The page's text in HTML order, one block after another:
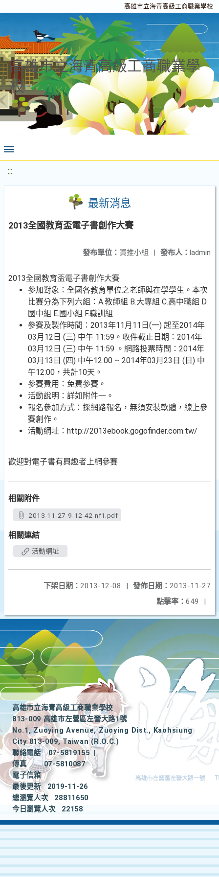
高雄市立海青高級工商職業學校
高雄市立海青高級工商職業學
校
:::
最新消息
2013全國教育盃電子書創作大賽
發布人： ladmin
發布單位： 資推小組 |
2013全國教育盃電子書創作大賽
參加對象：全國各教育單位之老師與在學學生。 本次
比賽分為下列六組：A.教師組 B.大專組 C.高中職組 D.
國中組 E.國小組 F.職訓組
參賽及製作時間：2013年11月11日(一) 起至2014年
03月12日 (三) 中午 11:59。收件截止日期：2014年
03月12日 (三) 中午 11:59 。網路投票時間：2014年
03月13日 (四) 中午12:00 ~ 2014年03月23日 (日) 中
午12:00，共計10天。
參賽費用：免費參賽。
活動說明：詳如附件一。
報名參加方式：採網路報名，無須安裝軟體，線上參
賽創作。
活動網址：http://2013ebook.gogofinder.com.tw/
歡迎對電子書有興趣者上網參賽
相關附件
2013-11-27-9-12-42-nf1.pdf
相關連結
活動網址
發佈日期： 2013-11-27
下架日期： 2013-12-08
|
點擊率： 649 |
高雄市立海青高級工商職業學校
813-009 高雄市左營區左營大路1號
No.1, Zuoying Avenue, Zuoying Dist., Kaohsiung
City 813-009, Taiwan (R.O.C.)
聯絡電話
07-5819155
|
傳真
07-5810087
電子信箱
最後更新
2019-11-26
總瀏覽人次
28811650
今日瀏覽人次
22158